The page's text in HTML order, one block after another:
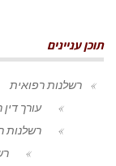
תוכן עניינים
רשלנות רפואית
עורך
רשלנות